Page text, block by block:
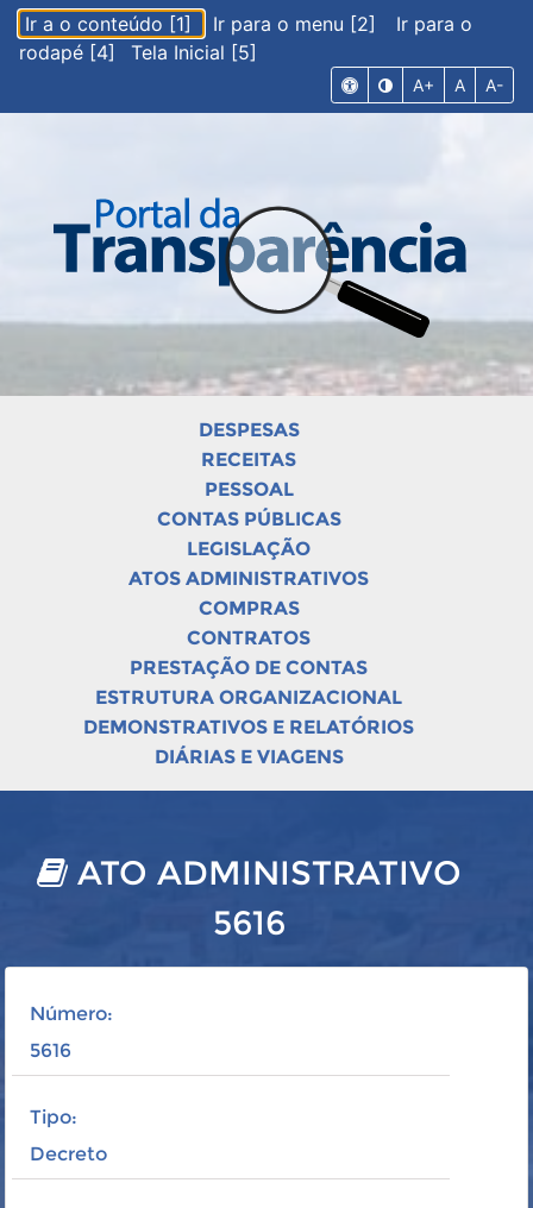
Ir a o conteúdo [1] Ir para o menu [2]
Ir para o
rodapé [4]
Tela Inicial [5]
A+ A A-
DESPESAS
RECEITAS
PESSOAL
CONTAS PÚBLICAS
LEGISLAÇÃO
ATOS ADMINISTRATIVOS
COMPRAS
CONTRATOS
PRESTAÇÃO DE CONTAS
ESTRUTURA ORGANIZACIONAL
DEMONSTRATIVOS E RELATÓRIOS
DIÁRIAS E VIAGENS
ATO ADMINISTRATIVO
5616
Número:
5616
Tipo:
Decreto